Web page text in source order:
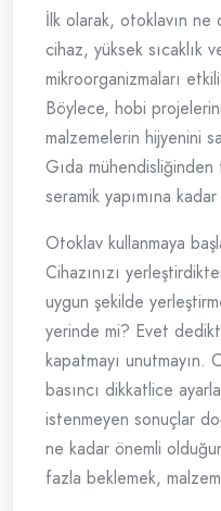
İlk olarak, otoklavın ne
cihaz, yüksek sıcaklık
mikroorganizmaları
Böylece, hobi
malzemelerin hijyenini
Gıda
seramik yapımına
Otoklav kullanmaya
Cihazınızı
uygun şekilde
yerinde mi? Evet
kapatmayı unutmayın.
basıncı dikkatlice
istenmeyen sonuçlar
ne kadar önemli
fazla beklemek,